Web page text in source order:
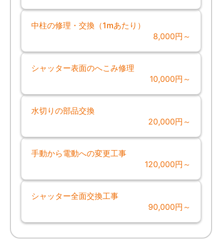
中柱の修理・交換（1mあたり）
8,000円～
シャッター表面のへこみ修理
10,000円～
水切りの部品交換
20,000円～
手動から電動への変更工事
120,000円～
シャッター全面交換工事
90,000円～